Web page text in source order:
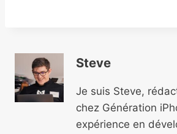
Steve
Je suis Steve,
chez Génération
expérience en